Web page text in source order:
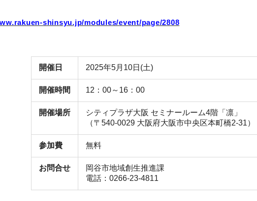
shinsyu.jp/modules/event/page/2808
開催日 2025年5月10日(土)
開催時間 12：00～16：00
開催場所
シティプラザ大阪 セミナールーム4階「凛」
（〒540-0029 大阪府大阪市中央区本町橋2-31）
参加費 無料
お問合せ
岡谷市地域創生推進課
電話：0266-23-4811